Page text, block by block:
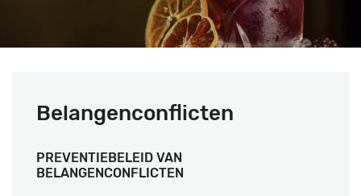
Belangenconflicten
PREVENTIEBELEID VAN
BELANGENCONFLICTEN